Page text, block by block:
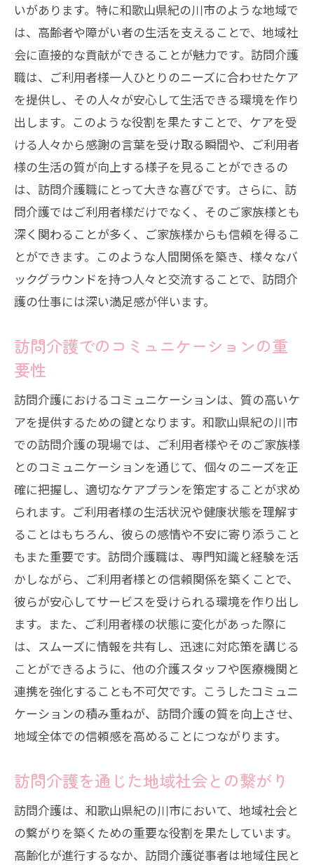
いがあります。特に和歌山県紀の川市のような地域で
は、高齢者や障がい者の生活を支えることで、地域社
会に直接的な貢献ができることが魅力です。訪問介護
職は、ご利用者様一人ひとりのニーズに合わせたケア
を提供し、その人々が安心して生活できる環境を作り
出します。このような役割を果たすことで、ケアを受
ける人々から感謝の言葉を受け取る瞬間や、ご利用者
様の生活の質が向上する様子を見ることができるの
は、訪問介護職にとって大きな喜びです。さらに、訪
問介護ではご利用者様だけでなく、そのご家族様とも
深く関わることが多く、ご家族様からも信頼を得るこ
とができます。このような人間関係を築き、様々なバ
ックグラウンドを持つ人々と交流することで、訪問介
護の仕事には深い満足感が伴います。
訪問介護でのコミュニケーションの重
要性
訪問介護におけるコミュニケーションは、質の高いケ
アを提供するための鍵となります。和歌山県紀の川市
での訪問介護の現場では、ご利用者様やそのご家族様
とのコミュニケーションを通じて、個々のニーズを正
確に把握し、適切なケアプランを策定することが求め
られます。ご利用者様の生活状況や健康状態を理解す
ることはもちろん、彼らの感情や不安に寄り添うこと
もまた重要です。訪問介護職は、専門知識と経験を活
かしながら、ご利用者様との信頼関係を築くことで、
彼らが安心してサービスを受けられる環境を作り出し
ます。また、ご利用者様の状態に変化があった際に
は、スムーズに情報を共有し、迅速に対応策を講じる
ことができるように、他の介護スタッフや医療機関と
連携を強化することも不可欠です。こうしたコミュニ
ケーションの積み重ねが、訪問介護の質を向上させ、
地域全体での信頼感を高めることにつながります。
訪問介護を通じた地域社会との繋がり
訪問介護は、和歌山県紀の川市において、地域社会と
の繋がりを築くための重要な役割を果たしています。
高齢化が進行するなか、訪問介護従事者は地域住民と